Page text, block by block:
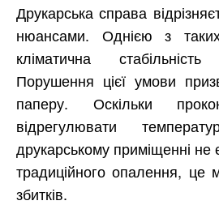
Друкарська справа
нюансами. Однією з
кліматична
Порушення цієї умови
паперу. Оскільки
відрегулювати
друкарському приміщенні
традиційного опалення, це
збитків.